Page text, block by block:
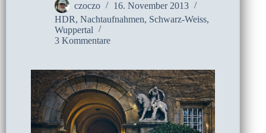
czoczo
16. November 2013
HDR, Nachtaufnahmen, Schwarz-Weiss,
Wuppertal
3 Kommentare